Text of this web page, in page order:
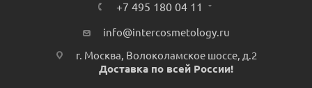
+7 495 180 04 11
info@intercosmetology.ru
г. Москва, Волоколамское шоссе, д.2
Доставка по всей России!